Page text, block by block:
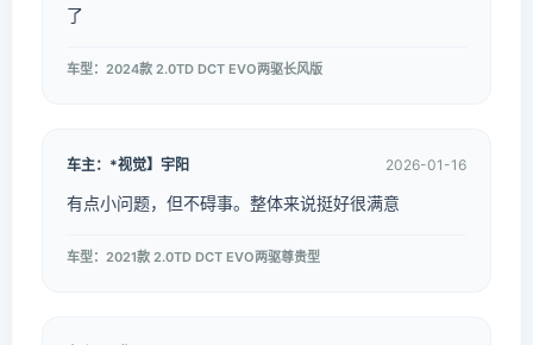
了
车型：2024款 2.0TD DCT EVO两驱长风版
车主：*视觉】宇阳 2026-01-16
有点小问题，但不碍事。整体来说挺好很满意
车型：2021款 2.0TD DCT EVO两驱尊贵型